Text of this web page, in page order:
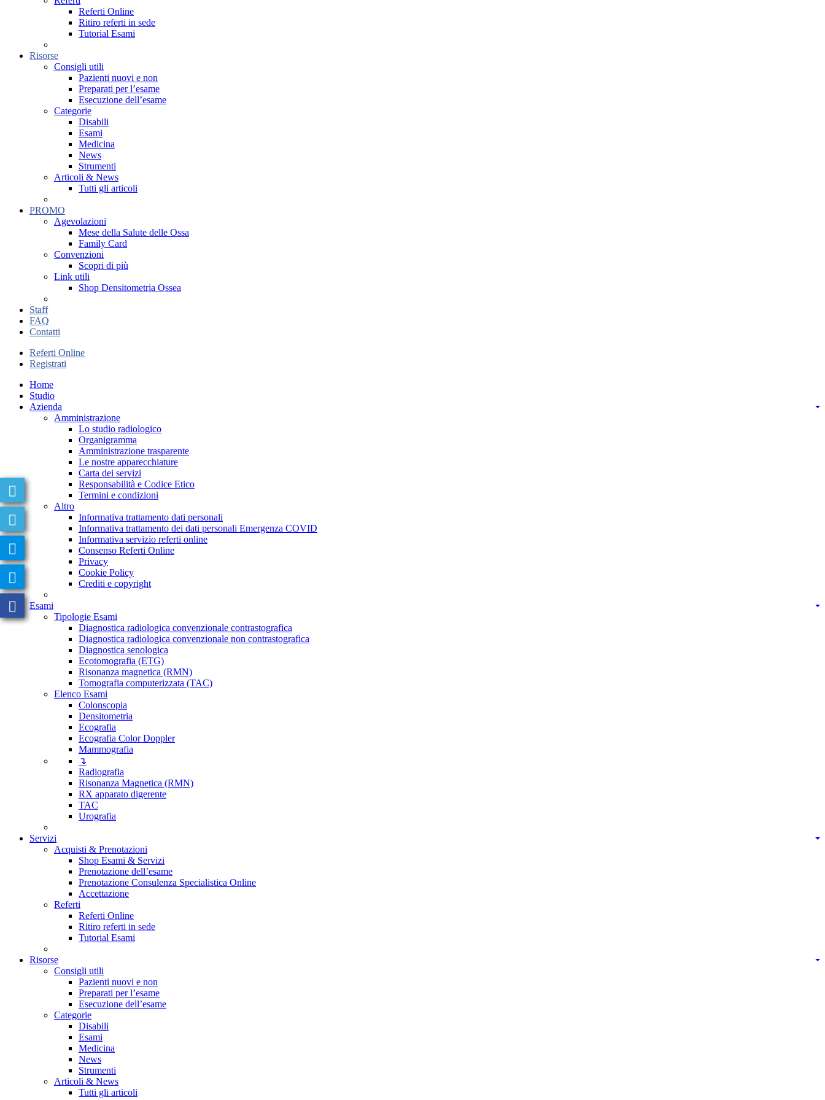
Referti Online
Ritiro referti in sede
Tutorial Esami
Risorse
Consigli utili
Pazienti nuovi e non
Preparati per l’esame
Esecuzione dell’esame
Categorie
Disabili
Esami
Medicina
News
Strumenti
Articoli & News
Tutti gli articoli
PROMO
Agevolazioni
Mese della Salute delle Ossa
Family Card
Convenzioni
Scopri di più
Link utili
Shop Densitometria Ossea
Staff
FAQ
Contatti
Referti Online
Registrati
Home
Studio
Azienda
Amministrazione
Lo studio radiologico
Organigramma
Amministrazione trasparente
Le nostre apparecchiature
Carta dei servizi
Responsabilità e Codice Etico
Termini e condizioni
Altro
Informativa trattamento dati personali
Informativa trattamento dei dati personali Emergenza COVID
Informativa servizio referti online
Consenso Referti Online
Privacy
Cookie Policy
Crediti e copyright
Esami
Tipologie Esami
Diagnostica radiologica convenzionale contrastografica
Diagnostica radiologica convenzionale non contrastografica
Diagnostica senologica
Ecotomografia (ETG)
Risonanza magnetica (RMN)
Tomografia computerizzata (TAC)
Elenco Esami
Colonscopia
Densitometria
Ecografia
Ecografia Color Doppler
Mammografia
↴
Radiografia
Risonanza Magnetica (RMN)
RX apparato digerente
TAC
Urografia
Servizi
Acquisti & Prenotazioni
Shop Esami & Servizi
Prenotazione dell’esame
Prenotazione Consulenza Specialistica Online
Accettazione
Referti
Referti Online
Ritiro referti in sede
Tutorial Esami
Risorse
Consigli utili
Pazienti nuovi e non
Preparati per l’esame
Esecuzione dell’esame
Categorie
Disabili
Esami
Medicina
News
Strumenti
Articoli & News
Tutti gli articoli